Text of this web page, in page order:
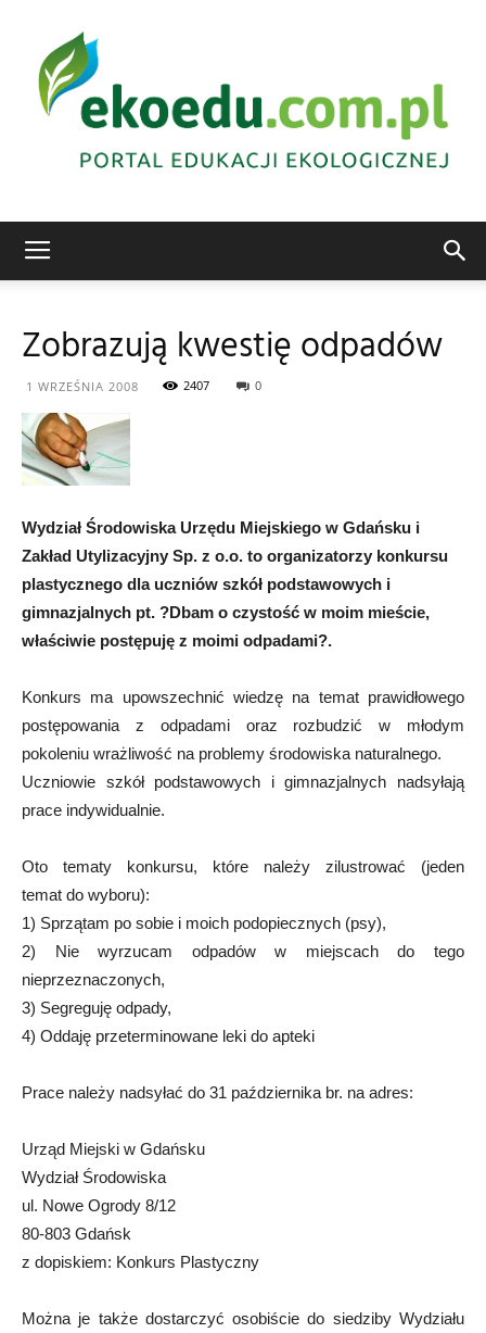
ekologiczna
Zobrazują kwestię odpadów
1 WRZEŚNIA 2008 2407 0
Wydział Środowiska Urzędu Miejskiego w Gdańsku i
Zakład Utylizacyjny Sp. z o.o. to organizatorzy konkursu
plastycznego dla uczniów szkół podstawowych i
gimnazjalnych pt. ?Dbam o czystość w moim mieście,
właściwie postępuję z moimi odpadami?.
Konkurs ma upowszechnić wiedzę na temat prawidłowego
postępowania z odpadami oraz rozbudzić w młodym
pokoleniu wrażliwość na problemy środowiska naturalnego.
Uczniowie szkół podstawowych i gimnazjalnych nadsyłają
prace indywidualnie.
Oto tematy konkursu, które należy zilustrować (jeden
temat do wyboru):
1) Sprzątam po sobie i moich podopiecznych (psy),
2) Nie wyrzucam odpadów w miejscach do tego
nieprzeznaczonych,
3) Segreguję odpady,
4) Oddaję przeterminowane leki do apteki
Prace należy nadsyłać do 31 października br. na adres:
Urząd Miejski w Gdańsku
Wydział Środowiska
ul. Nowe Ogrody 8/12
80-803 Gdańsk
z dopiskiem: Konkurs Plastyczny
Można je także dostarczyć osobiście do siedziby Wydziału